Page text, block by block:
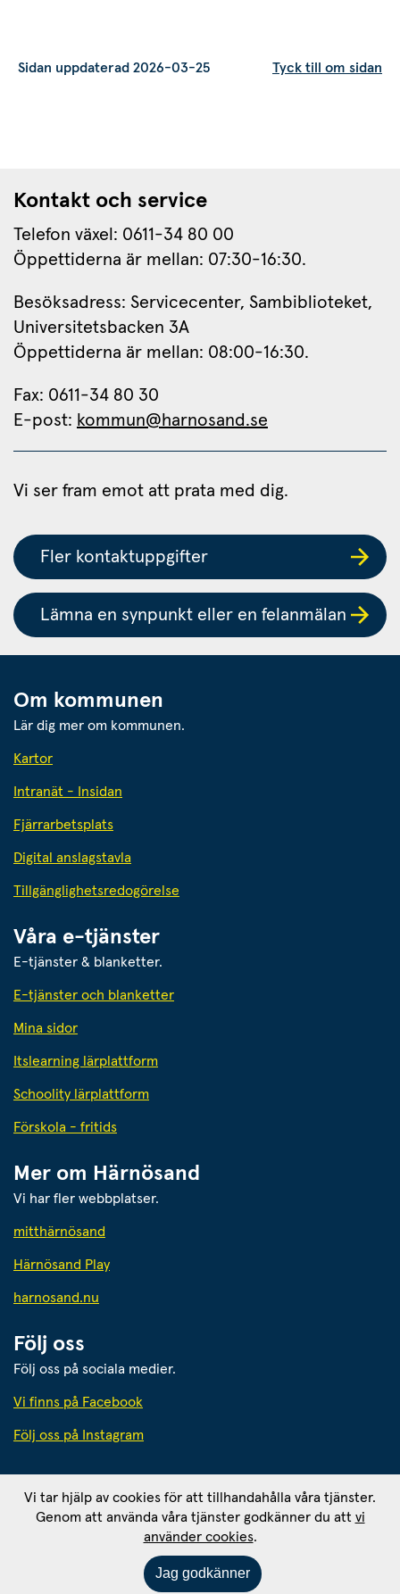
Sidan uppdaterad 2026-03-25 Tyck till om sidan
Kontakt och service
Telefon växel: 0611-34 80 00
Öppettiderna är mellan: 07:30-16:30.
Besöksadress: Servicecenter, Sambiblioteket,
Universitetsbacken 3A
Öppettiderna är mellan: 08:00-16:30.
Fax: 0611-34 80 30
E-post: kommun@harnosand.se
Vi ser fram emot att prata med dig.
Fler kontaktuppgifter
Lämna en synpunkt eller en felanmälan
Om kommunen
Lär dig mer om kommunen.
Kartor
Intranät - Insidan
Fjärrarbetsplats
Digital anslagstavla
Tillgänglighetsredogörelse
Våra e-tjänster
E-tjänster & blanketter.
E-tjänster och blanketter
Mina sidor
Itslearning lärplattform
Schoolity lärplattform
Förskola - fritids
Mer om Härnösand
Vi har fler webbplatser.
mitthärnösand
Härnösand Play
harnosand.nu
Följ oss
Följ oss på sociala medier.
Vi finns på Facebook
Följ oss på Instagram
871 80 Härnösand. Org. nr: 212000-2403
Ansvarig utgivare:
Kommunikationschef Tomas Wahlund
RSS - prenumerera
Vi tar hjälp av cookies för att tillhandahålla våra tjänster.
Genom att använda våra tjänster godkänner du att vi
använder cookies.
Jag godkänner